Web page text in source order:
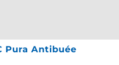
Pura Antibuée